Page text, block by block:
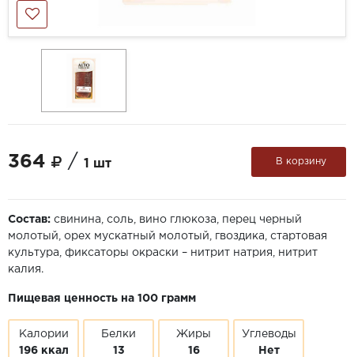
364 / 1 шт В корзину
Состав: свинина, соль, вино глюкоза, перец черный
молотый, орех мускатный молотый, гвоздика, стартовая
культура, фиксаторы окраски – нитрит натрия, нитрит
калия.
Пищевая ценность на 100 грамм
Калории
196 ккал
Белки
13
Жиры
16
Углеводы
Нет